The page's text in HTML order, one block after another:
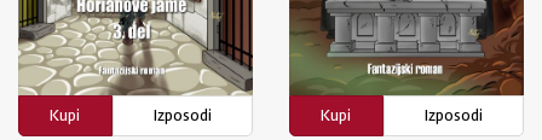
Kupi
Izposodi
Kupi
Izposodi